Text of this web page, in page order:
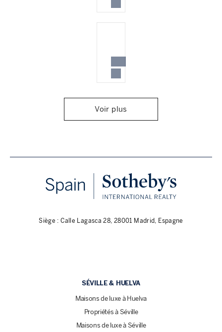
Voir plus
Siège : Calle Lagasca 28, 28001 Madrid, Espagne
SÉVILLE & HUELVA
Maisons de luxe à Huelva
Propriétés à Séville
Maisons de luxe à Séville